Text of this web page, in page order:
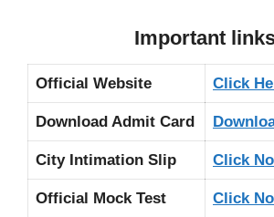
Important
Official Website Click
Download Admit Card
City Intimation Slip Click
Official Mock Test Click